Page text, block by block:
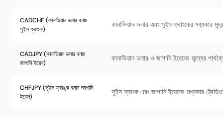
CADCHF (কানাডিয়ান ডলার বনাম
সুইস ফ্রাংক)
কানাডিয়ান ডলার এবং সুইস ফ্রাংকের মধ্যকার
CADJPY (কানাডিয়ান ডলার বনাম
জাপানি ইয়েন)
কানাডিয়ান ডলার ও জাপানি ইয়েনের মূল্যের
CHFJPY (সুইস ফ্রাঙ্ক বনাম জাপানি
ইয়েন)
সুইস ফ্রাংক এবং জাপানি ইয়েনের মধ্যকার